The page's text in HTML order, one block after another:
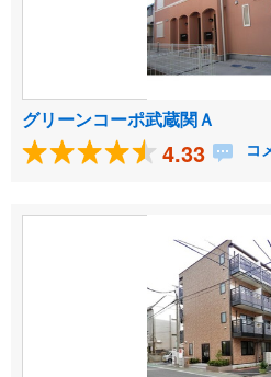
グリーンコーポ武蔵関Ａ
4.33 コ